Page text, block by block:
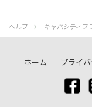
ヘルプ キャパシティプ
ホーム プライ